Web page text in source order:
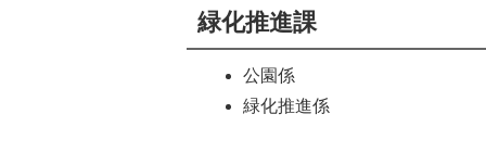
緑化推進課
公園係
緑化推進係